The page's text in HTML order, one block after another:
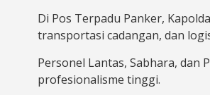
Di Pos Terpadu Panker,
transportasi cadangan, dan
Personel Lantas, Sabhara,
profesionalisme tinggi.